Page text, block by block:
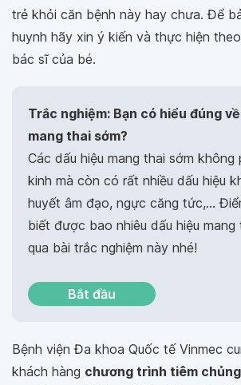
trẻ khỏi căn bệnh này hay chưa. Để
huynh hãy xin ý kiến và thực hiện
bác sĩ của bé.
Trắc nghiệm: Bạn có hiểu đúng
mang thai sớm?
Các dấu hiệu mang thai sớm không
kinh mà còn có rất nhiều dấu hiệu
huyết âm đạo, ngực căng tức,…
biết được bao nhiêu dấu hiệu mang
qua bài trắc nghiệm này nhé!
Bắt đầu
Bệnh viện Đa khoa Quốc tế Vinmec
khách hàng chương trình tiêm